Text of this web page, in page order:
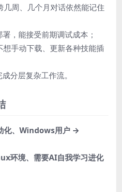
几周、几个月对话依然能记住
，能接受前期调试成本；
想手动下载、更新各种技能插
分层复杂工作流。
化、Windows用户 →
环境、需要AI自我学习进化